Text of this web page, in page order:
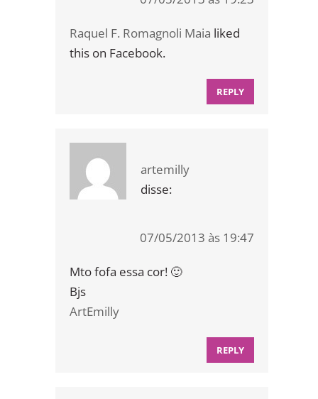
Raquel F. Romagnoli Maia liked
this on Facebook.
REPLY
artemilly
disse:
07/05/2013 às 19:47
Mto fofa essa cor! 🙂
Bjs
ArtEmilly
REPLY